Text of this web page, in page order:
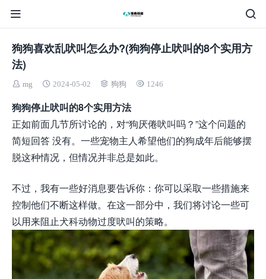
狗狗喜欢乱吠叫怎么办?(狗狗停止吠叫的8个实用方
法)
mg 2024-05-02 狗狗 1246
狗狗停止吠叫的8个实用方法
正如前面几节所讨论的，对“狗厌倦吠叫吗？”这个问题的
简短回答 没有。一些宠物主人希望他们的狗成年后能够摆
脱这种情况，但情况并非总是如此。
不过，我有一些好消息要告诉你：你可以采取一些措施来
控制他们不断这样做。在这一部分中，我们将讨论一些可
以用来阻止犬科动物过度吠叫的策略。